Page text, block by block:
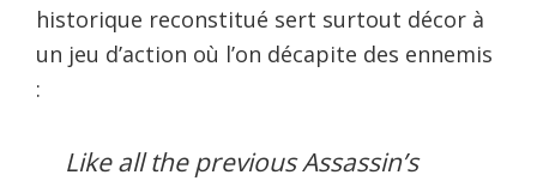
historique reconstitué sert surtout décor à
un jeu d’action où l’on décapite des ennemis
:
Like all the previous Assassin’s